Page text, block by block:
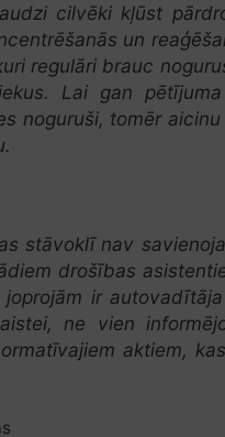
cilvēki kļūst
un
regulāri brauc
Lai gan
noguruši, tomēr
stāvoklī nav
drošības
ir
ne vien
aktiem,